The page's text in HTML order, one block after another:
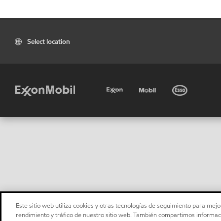
Select location
Este sitio web utiliza cookies y otras tecnologías de seguimiento para
rendimiento y tráfico de nuestro sitio web. También compartimos